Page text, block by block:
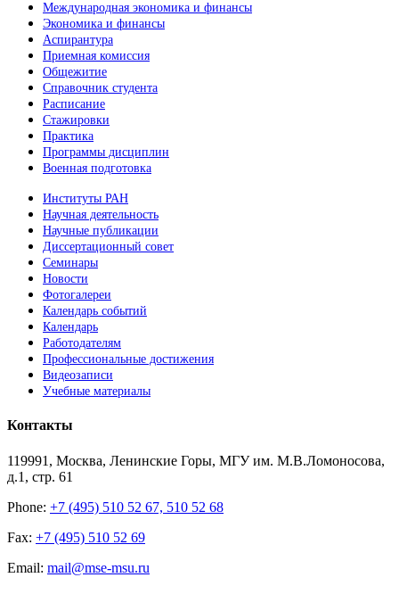
Международная экономика и финансы
Экономика и финансы
Аспирантура
Приемная комиссия
Общежитие
Справочник студента
Расписание
Стажировки
Практика
Программы дисциплин
Военная подготовка
Институты РАН
Научная деятельность
Научные публикации
Диссертационный совет
Семинары
Новости
Фотогалереи
Календарь событий
Календарь
Работодателям
Профессиональные достижения
Видеозаписи
Учебные материалы
Контакты
119991, Москва, Ленинские Горы, МГУ им. М.В.Ломоносова,
д.1, стр. 61
Phone: +7 (495) 510 52 67, 510 52 68
Fax: +7 (495) 510 52 69
Email: mail@mse-msu.ru